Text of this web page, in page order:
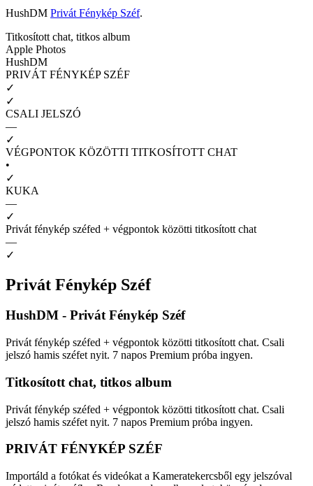
HushDM Privát Fénykép Széf.
Titkosított chat, titkos album
Apple Photos
HushDM
PRIVÁT FÉNYKÉP SZÉF
✓
✓
CSALI JELSZÓ
—
✓
VÉGPONTOK KÖZÖTTI TITKOSÍTOTT CHAT
•
✓
KUKA
—
✓
Privát fénykép széfed + végpontok közötti titkosított chat
—
✓
Privát Fénykép Széf
HushDM - Privát Fénykép Széf
Privát fénykép széfed + végpontok közötti titkosított chat. Csali
jelszó hamis széfet nyit. 7 napos Premium próba ingyen.
Titkosított chat, titkos album
Privát fénykép széfed + végpontok közötti titkosított chat. Csali
jelszó hamis széfet nyit. 7 napos Premium próba ingyen.
PRIVÁT FÉNYKÉP SZÉF
Importáld a fotókat és videókat a Kameratekercsből egy jelszóval